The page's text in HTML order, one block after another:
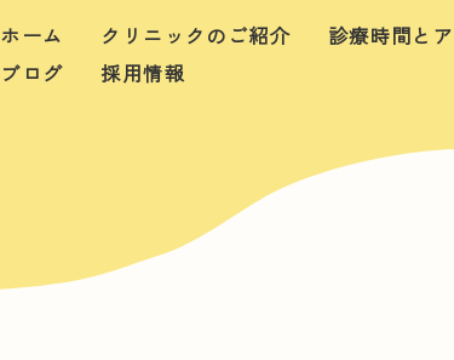
ホーム クリニックのご紹介 診療時間と
ブログ
採用情報